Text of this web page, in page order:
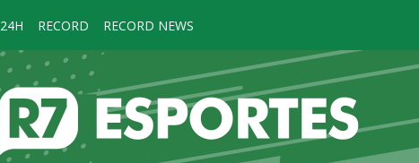
RECORD RECORD NEWS